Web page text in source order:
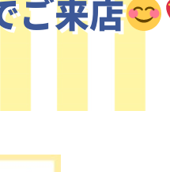
ご来店